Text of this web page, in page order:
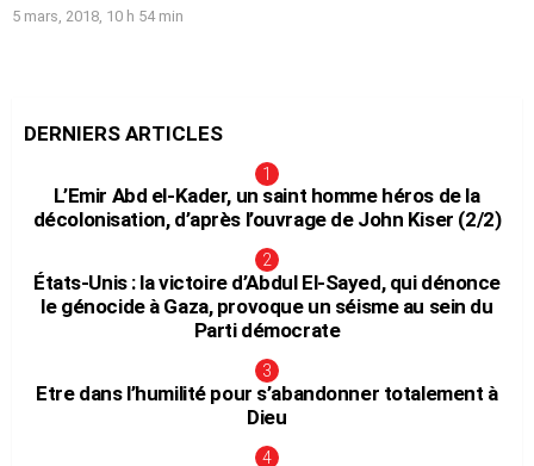
5 mars, 2018, 10 h 54 min
DERNIERS ARTICLES
L’Emir Abd el-Kader, un saint homme héros de la
décolonisation, d’après l’ouvrage de John Kiser (2/2)
États-Unis : la victoire d’Abdul El-Sayed, qui dénonce
le génocide à Gaza, provoque un séisme au sein du
Parti démocrate
Etre dans l’humilité pour s’abandonner totalement à
Dieu